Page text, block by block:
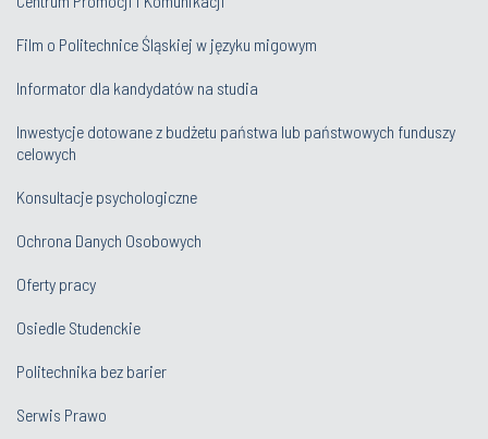
Film o Politechnice Śląskiej w języku migowym
Informator dla kandydatów na studia
Inwestycje dotowane z budżetu państwa lub państwowych funduszy
celowych
Konsultacje psychologiczne
Ochrona Danych Osobowych
Oferty pracy
Osiedle Studenckie
Politechnika bez barier
Serwis Prawo